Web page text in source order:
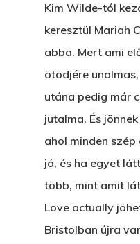
Kim Wilde-tól
keresztül Mariah
abba. Mert ami
ötödjére
utána pedig már
jutalma. És
ahol minden szép
jó, és ha egyet
több, mint amit
Love actually
Bristolban újra